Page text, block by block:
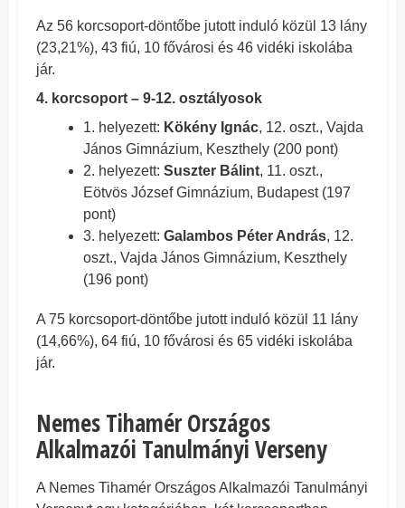
Az 56 korcsoport-döntőbe jutott induló közül 13 lány
(23,21%), 43 fiú, 10 fővárosi és 46 vidéki iskolába
jár.
4. korcsoport – 9-12. osztályosok
1. helyezett: Kökény Ignác, 12. oszt., Vajda
János Gimnázium, Keszthely (200 pont)
2. helyezett: Suszter Bálint, 11. oszt.,
Eötvös József Gimnázium, Budapest (197
pont)
3. helyezett: Galambos Péter András, 12.
oszt., Vajda János Gimnázium, Keszthely
(196 pont)
A 75 korcsoport-döntőbe jutott induló közül 11 lány
(14,66%), 64 fiú, 10 fővárosi és 65 vidéki iskolába
jár.
Nemes Tihamér Országos
Alkalmazói Tanulmányi Verseny
A Nemes Tihamér Országos Alkalmazói Tanulmányi